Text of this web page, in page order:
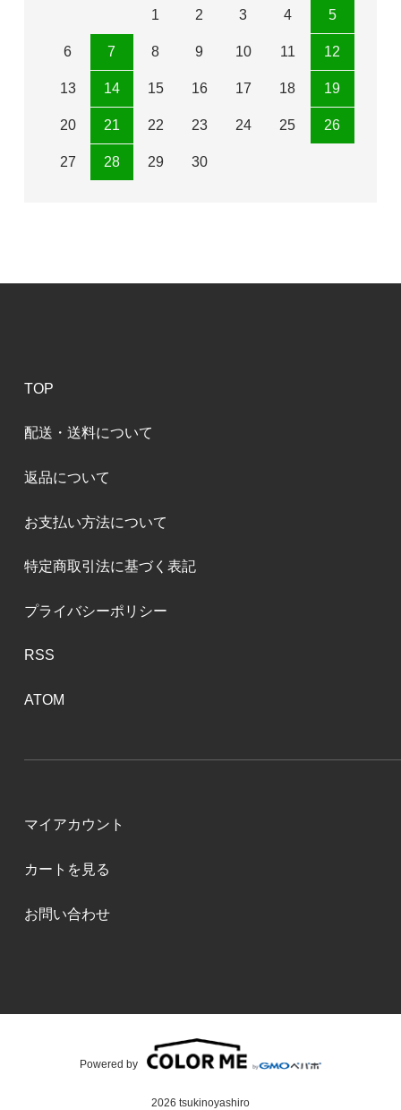
1 2 3 4 5
6 7 8 9 10 11 12
13 14 15 16 17 18 19
20 21 22 23 24 25 26
27 28 29 30
TOP
配送・送料について
返品について
お支払い方法について
特定商取引法に基づく表記
プライバシーポリシー
RSS
ATOM
マイアカウント
カートを見る
お問い合わせ
2026 tsukinoyashiro
Powered by